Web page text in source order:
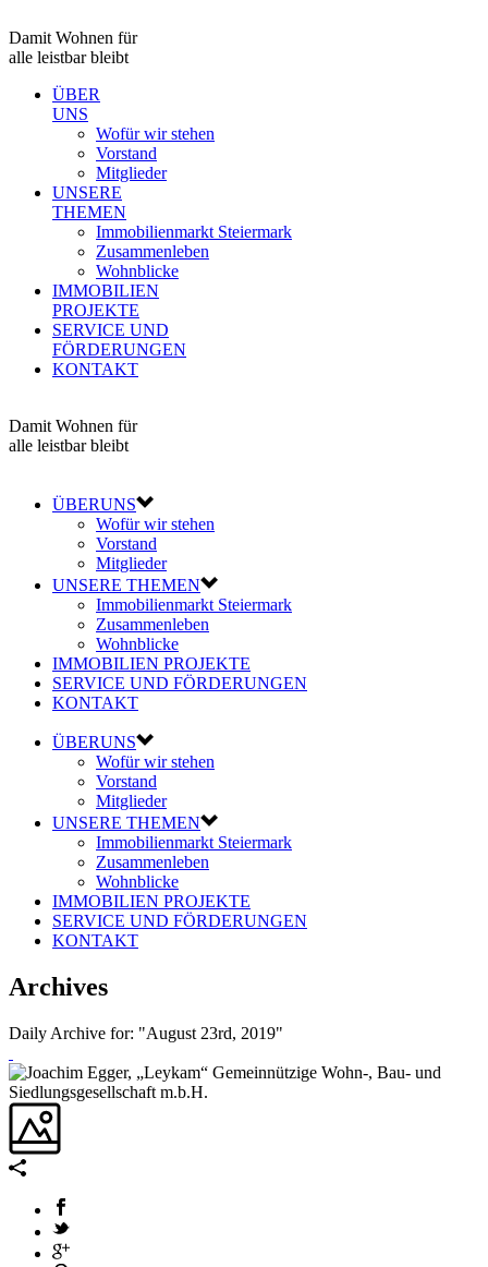
Damit Wohnen für
alle leistbar bleibt
ÜBER
UNS
Wofür wir stehen
Vorstand
Mitglieder
UNSERE
THEMEN
Immobilienmarkt Steiermark
Zusammenleben
Wohnblicke
IMMOBILIEN
PROJEKTE
SERVICE UND
FÖRDERUNGEN
KONTAKT
Damit Wohnen für
alle leistbar bleibt
ÜBERUNS
Wofür wir stehen
Vorstand
Mitglieder
UNSERE THEMEN
Immobilienmarkt Steiermark
Zusammenleben
Wohnblicke
IMMOBILIEN PROJEKTE
SERVICE UND FÖRDERUNGEN
KONTAKT
ÜBERUNS
Wofür wir stehen
Vorstand
Mitglieder
UNSERE THEMEN
Immobilienmarkt Steiermark
Zusammenleben
Wohnblicke
IMMOBILIEN PROJEKTE
SERVICE UND FÖRDERUNGEN
KONTAKT
Archives
Daily Archive for: "August 23rd, 2019"